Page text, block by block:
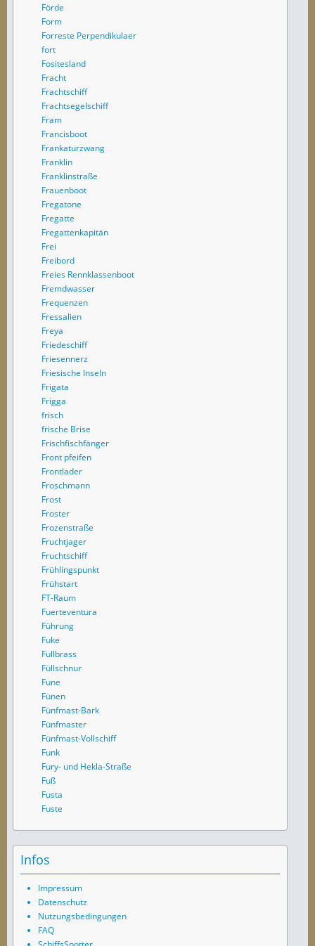
Förde
Form
Forreste Perpendikulaer
fort
Fositesland
Fracht
Frachtschiff
Frachtsegelschiff
Fram
Francisboot
Frankaturzwang
Franklin
Franklinstraße
Frauenboot
Fregatone
Fregatte
Fregattenkapitän
Frei
Freibord
Freies Rennklassenboot
Fremdwasser
Frequenzen
Fressalien
Freya
Friedeschiff
Friesennerz
Friesische Inseln
Frigata
Frigga
frisch
frische Brise
Frischfischfänger
Front pfeifen
Frontlader
Froschmann
Frost
Froster
Frozenstraße
Fruchtjager
Fruchtschiff
Frühlingspunkt
Frühstart
FT-Raum
Fuerteventura
Führung
Fuke
Fullbrass
Füllschnur
Fune
Fünen
Fünfmast-Bark
Fünfmaster
Fünfmast-Vollschiff
Funk
Fury- und Hekla-Straße
Fuß
Fusta
Fuste
Infos
Impressum
Datenschutz
Nutzungsbedingungen
FAQ